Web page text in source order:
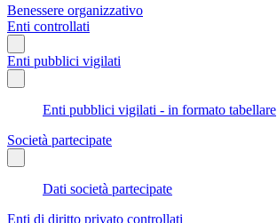
Benessere organizzativo
Enti controllati
Enti pubblici vigilati
Enti pubblici vigilati - in formato tabellare
Società partecipate
Dati società partecipate
Enti di diritto privato controllati